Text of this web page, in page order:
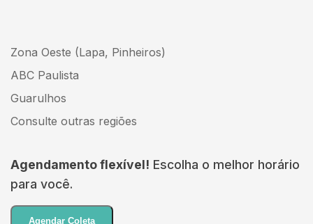
Zona Oeste (Lapa, Pinheiros)
ABC Paulista
Guarulhos
Consulte outras regiões
Agendamento flexível! Escolha o melhor horário
para você.
Agendar Coleta